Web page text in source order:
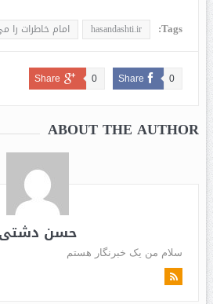
Tags:
hasandashti.ir امام خاطرات را
Share 0
Share 0
ABOUT THE AUTHOR
حسن دشتی
سلام من یک خبرنگار هستم